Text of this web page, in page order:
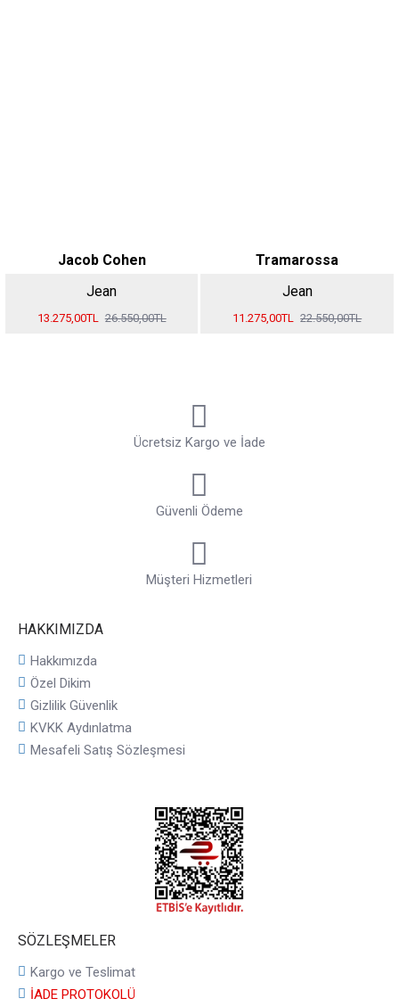
Jacob Cohen
Jean
13.275,00TL 26.550,00TL
Tramarossa
Jean
11.275,00TL 22.550,00TL
Ücretsiz Kargo ve İade
Güvenli Ödeme
Müşteri Hizmetleri
HAKKIMIZDA
Hakkımızda
Özel Dikim
Gizlilik Güvenlik
KVKK Aydınlatma
Mesafeli Satış Sözleşmesi
SÖZLEŞMELER
Kargo ve Teslimat
İADE PROTOKOLÜ